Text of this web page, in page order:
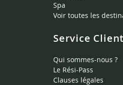
Spa
Voir toutes les
Service Client
Qui sommes-nous ?
Le Rési-Pass
Clauses légales